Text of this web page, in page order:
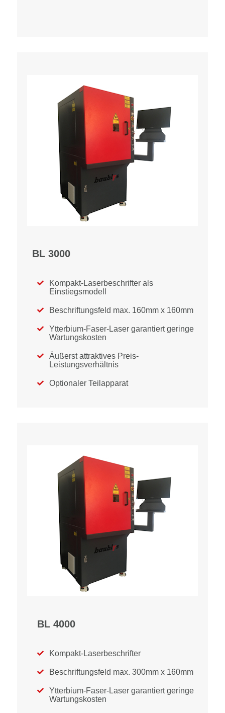
BL 3000

Kompakt-Laserbeschrifter als
Einstiegsmodell
 Beschriftungsfeld max. 160mm x 160mm

Ytterbium-Faser-Laser garantiert geringe
Wartungskosten

Äußerst attraktives Preis-
Leistungsverhältnis
 Optionaler Teilapparat
BL 4000
 Kompakt-Laserbeschrifter
 Beschriftungsfeld max. 300mm x 160mm

Ytterbium-Faser-Laser garantiert geringe
Wartungskosten